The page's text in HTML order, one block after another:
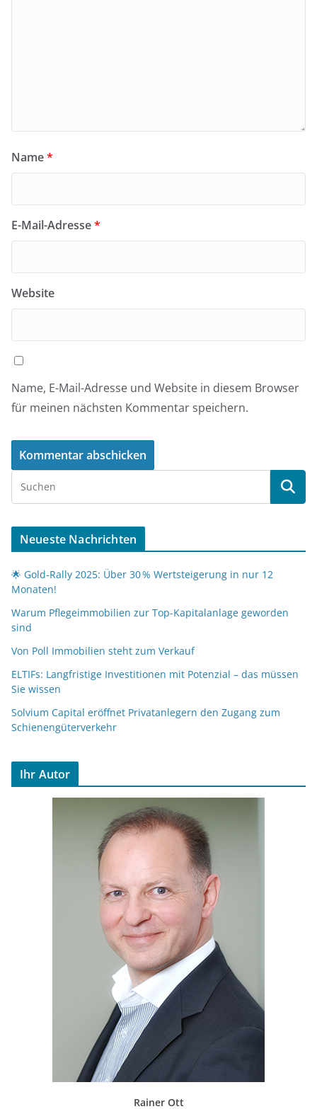
Name*
E-Mail-Adresse*
Website
Name, E-Mail-Adresse und Website in diesem Browser
für meinen nächsten Kommentar speichern.
Neueste Nachrichten
🌟 Gold-Rally 2025: Über 30 % Wertsteigerung in nur 12
Monaten!
Warum Pflegeimmobilien zur Top-Kapitalanlage geworden
sind
Von Poll Immobilien steht zum Verkauf
ELTIFs: Langfristige Investitionen mit Potenzial – das müssen
Sie wissen
Solvium Capital eröffnet Privatanlegern den Zugang zum
Schienengüterverkehr
Ihr Autor
Rainer Ott